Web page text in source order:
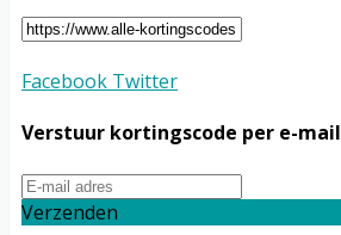
Facebook Twitter
Verstuur kortingscode per e-mail
Verzenden